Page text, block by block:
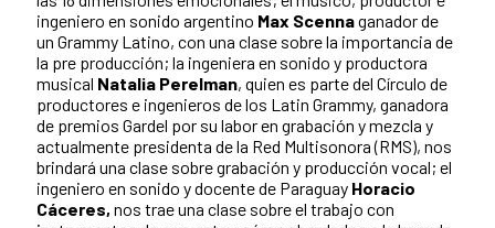
ingeniero en sonido argentino Max Scennaganador de
un Grammy Latino, con una clase sobre la importancia de
la pre producción; la ingeniera en sonido y productora
musical Natalia Perelman, quien es parte del Círculo de
productores e ingenieros de los Latin Grammy, ganadora
de premios Gardel por su labor en grabación y mezcla y
actualmente presidenta de la Red Multisonora (RMS), nos
brindará una clase sobre grabación y producción vocal; el
ingeniero en sonido y docente de Paraguay Horacio
Cáceres, nos trae una clase sobre el trabajo con